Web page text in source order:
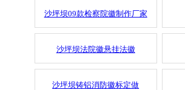
沙坪坝09款检察院徽制作厂家
沙坪坝法院徽悬挂法徽
沙坪坝铸铝消防徽标定做